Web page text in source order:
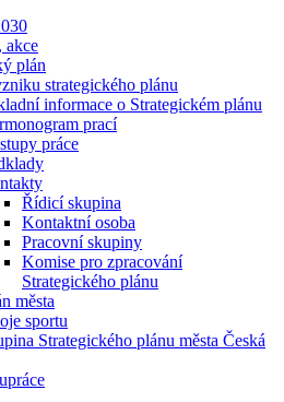
akce
plán
strategického plánu
informace o Strategickém plánu
prací
práce
Řídicí skupina
Kontaktní osoba
Pracovní skupiny
Komise pro zpracování
Strategického plánu
města
sportu
Strategického plánu města Česká